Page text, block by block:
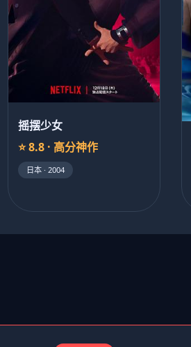
摇摆少女
⭐ 8.8 · 高分神作
日本 · 2004